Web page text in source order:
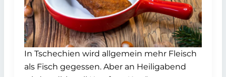
In Tschechien wird allgemein mehr Fleisch
als Fisch gegessen. Aber an Heiligabend